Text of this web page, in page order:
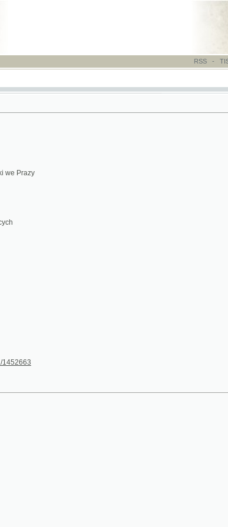
RSS - TISK-NÁPOVĚDA